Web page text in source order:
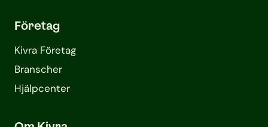
Företag
Kivra Företag
Branscher
Hjälpcenter